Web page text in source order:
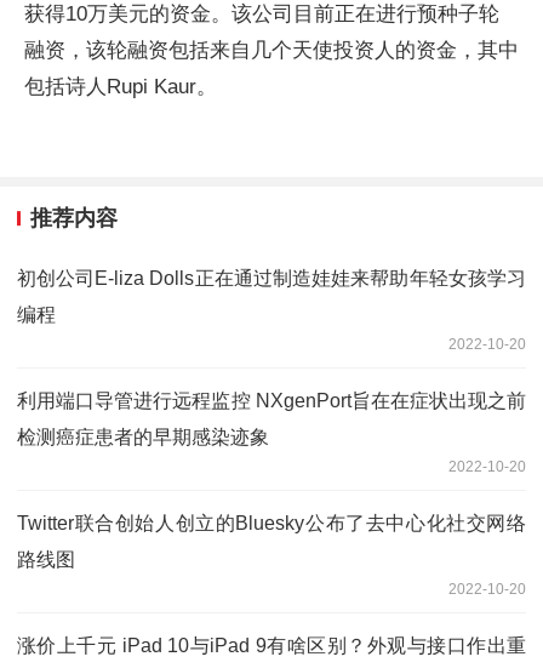
获得10万美元的资金。该公司目前正在进行预种子轮
融资，该轮融资包括来自几个天使投资 人的资金，其中
包括诗人Rupi Kaur。
推荐内容
初创公司E-liza Dolls正在通过制造娃娃来帮助年轻女孩学习
编程
2022-10-20
利用端口导管进行远程监控 NXgenPort旨在在症状出现之前
检测癌症患者的早期感染迹象
2022-10-20
Twitter联合创始人创立的Bluesky公布了去中心化社交网络
路线图
2022-10-20
涨价上千元 iPad 10与iPad 9有啥区别？外观与接口作出重